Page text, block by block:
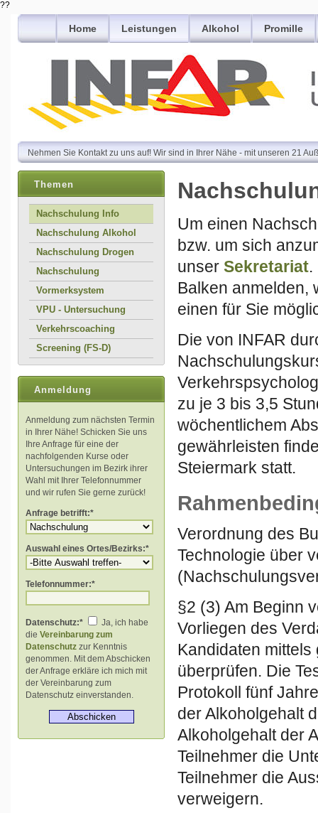
??
Home Leistungen Alkohol Promille
Nehmen Sie Kontakt zu uns auf! Wir sind in Ihrer Nähe - mit unseren 21
Themen
Nachschulung Info
Nachschulung Alkohol
Nachschulung Drogen
Nachschulung
Vormerksystem
VPU - Untersuchung
Verkehrscoaching
Screening (FS-D)
Anmeldung
Anmeldung zum nächsten Termin
in Ihrer Nähe! Schicken Sie uns
Ihre Anfrage für eine der
nachfolgenden Kurse oder
Untersuchungen im Bezirk ihrer
Wahl mit Ihrer Telefonnummer
und wir rufen Sie gerne zurück!
Anfrage betrifft:*
Auswahl eines Ortes/Bezirks:*
Telefonnummer:*
Datenschutz:*
Ja, ich habe
die Vereinbarung zum
Datenschutz zur Kenntnis
genommen. Mit dem Abschicken
der Anfrage erkläre ich mich mit
der Vereinbarung zum
Datenschutz einverstanden.
Um einen
bzw. um sich
unser Sekretariat.
Balken anmelden,
einen für Sie
Die von INFAR
zu je 3 bis 3,5
wöchentlichem
gewährleisten
Steiermark statt.
Verordnung des
Technologie über
§2 (3) Am Beginn
Vorliegen des
Kandidaten
überprüfen. Die
Protokoll fünf
der Alkoholgehalt
Alkoholgehalt der
Teilnehmer die
Teilnehmer die
verweigern.